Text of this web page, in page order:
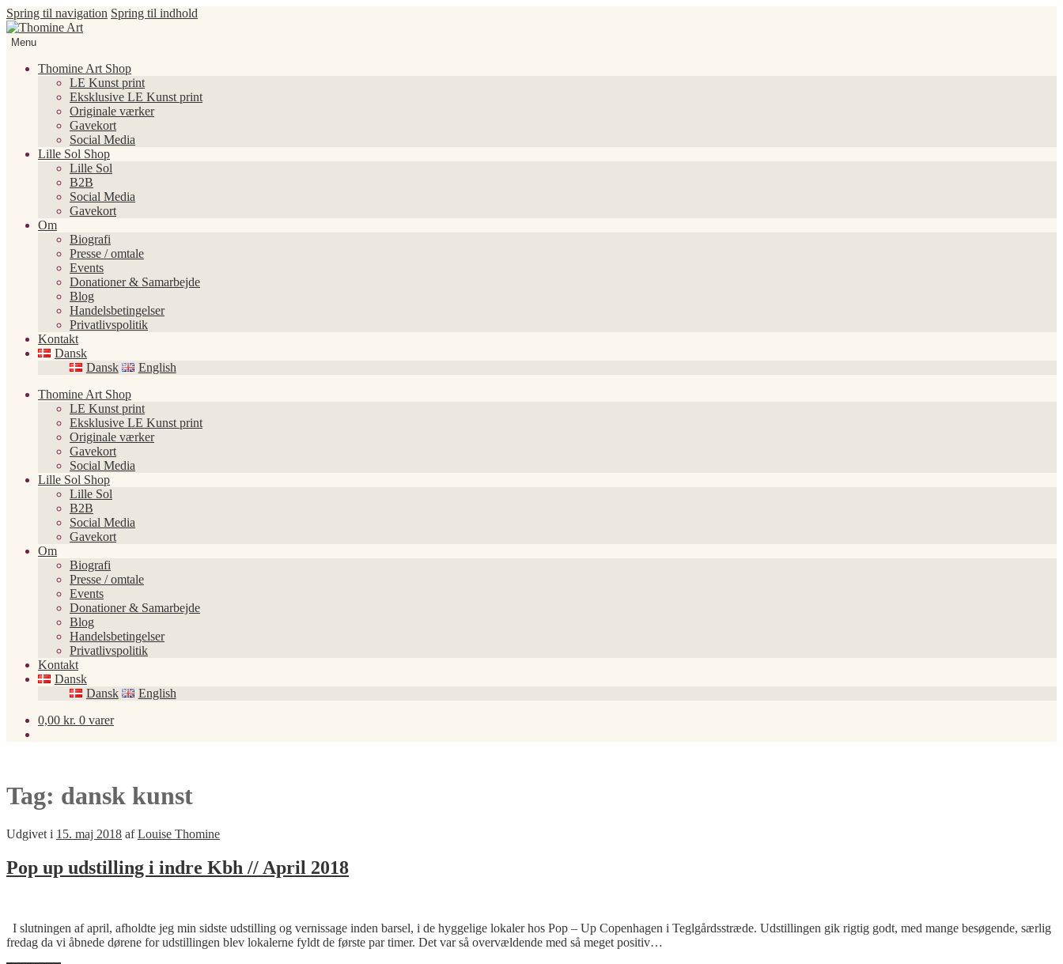
Spring til navigation Spring til indhold
Menu
Thomine Art Shop
LE Kunst print
Eksklusive LE Kunst print
Originale værker
Gavekort
Social Media
Lille Sol Shop
Lille Sol
B2B
Social Media
Gavekort
Om
Biografi
Presse / omtale
Events
Donationer & Samarbejde
Blog
Handelsbetingelser
Privatlivspolitik
Kontakt
Dansk
Dansk
English
Thomine Art Shop
LE Kunst print
Eksklusive LE Kunst print
Originale værker
Gavekort
Social Media
Lille Sol Shop
Lille Sol
B2B
Social Media
Gavekort
Om
Biografi
Presse / omtale
Events
Donationer & Samarbejde
Blog
Handelsbetingelser
Privatlivspolitik
Kontakt
Dansk
Dansk
English
0,00 kr. 0 varer
Tag: dansk kunst
Udgivet i 15. maj 2018 afLouise Thomine
Pop up udstilling i indre Kbh // April 2018
I slutningen af april, afholdte jeg min sidste udstilling og vernissage inden barsel, i de hyggelige lokaler hos Pop – Up Copenhagen i Teglgårdsstræde. Udstillingen gik rigtig godt, med mange besøgende, særlig
fredag da vi åbnede dørene for udstillingen blev lokalerne fyldt de første par timer. Det var så overvældende med så meget positiv…